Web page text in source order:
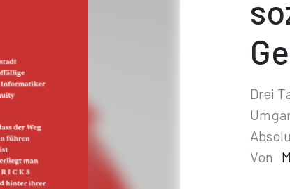
Drei
Von